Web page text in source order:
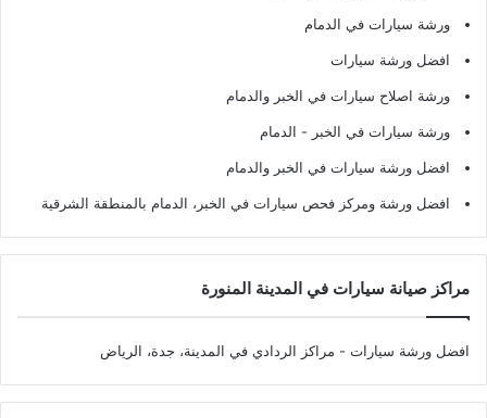
ورشة سيارات في الدمام
افضل ورشة سيارات
ورشة اصلاح سيارات في الخبر والدمام
ورشة سيارات في الخبر - الدمام
افضل ورشة سيارات في الخبر والدمام
افضل ورشة ومركز فحص سيارات في الخبر، الدمام بالمنطقة الشرقية
مراكز صيانة سيارات في المدينة المنورة
افضل ورشة سيارات - مراكز الردادي في المدينة، جدة، الرياض